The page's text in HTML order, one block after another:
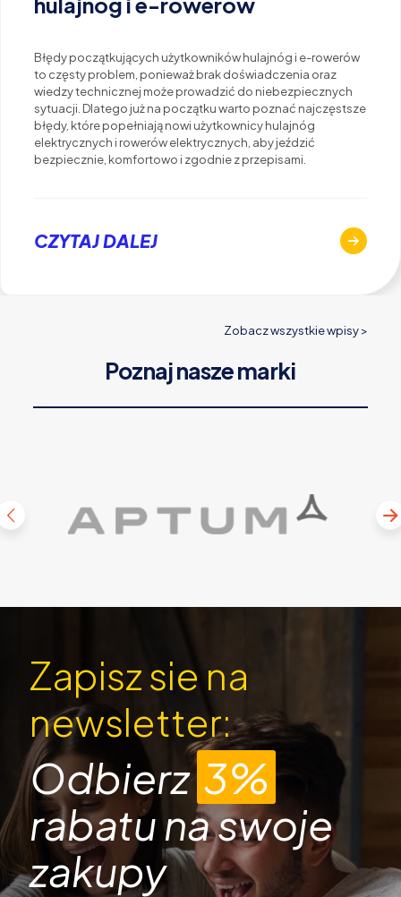
Błędy początkujących użytkowników hulajnóg i e-rowerów
to częsty problem, ponieważ brak doświadczenia oraz
wiedzy technicznej może prowadzić do niebezpiecznych
sytuacji. Dlatego już na początku warto poznać najczęstsze
błędy, które popełniają nowi użytkownicy hulajnóg
elektrycznych i rowerów elektrycznych, aby jeździć
bezpiecznie, komfortowo i zgodnie z przepisami.
CZYTAJ DALEJ
Zobacz wszystkie wpisy >
Poznaj nasze marki
Zapisz sie na
newsletter:
Odbierz3%
rabatu na swoje
zakupy